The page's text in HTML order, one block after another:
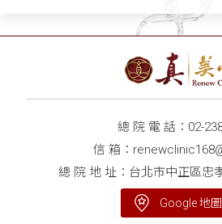
總 院 電 話： 02-
信 箱：
總 院 地 址：台北市中正區忠
Google 地